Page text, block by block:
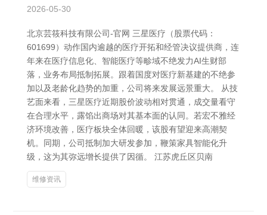
2026-05-30
北京芸筱科技有限公司-官网 三星医疗（股票代码：
601699）动作国内逾越的医疗开拓和经管决议提供商，连
年来在医疗信息化、智能医疗等畛域不绝发力AI生财部
落，业务布局抵制拓展。跟着国度对医疗新基建的不绝参
加以及老龄化趋势的加重，公司将来发展远景重大。 从技
艺面来看，三星医疗近期股价波动相对贯通，成交量看守
在合理水平，露馅出商场对其基本面的认同。若宏不雅经
济环境改善，医疗板块全体回暖，该股有望迎来高潮契
机。同期，公司抵制加大研发参加，鞭策家具智能化升
级，这为其弥远增长提供了因循。 江苏虎丘区贝南
维修资讯